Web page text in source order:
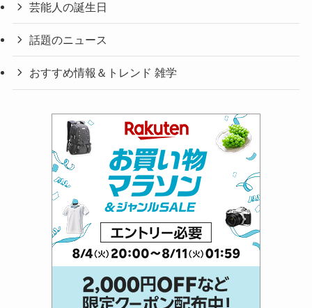
芸能人の誕生日
話題のニュース
おすすめ情報＆トレンド 雑学